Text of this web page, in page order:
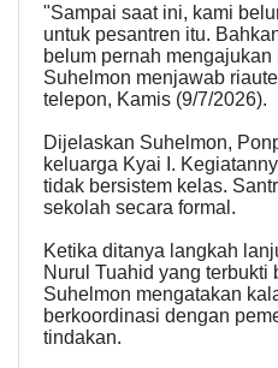
"Sampai saat ini, kami
untuk pesantren itu.
belum pernah
Suhelmon menjawab
telepon, Kamis (9/7/2026).
Dijelaskan Suhelmon,
keluarga Kyai I.
tidak bersistem kelas.
sekolah secara formal.
Ketika ditanya langkah
Nurul Tuahid yang terbukti
Suhelmon mengatakan
berkoordinasi dengan
tindakan.